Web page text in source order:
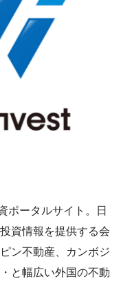
ポータルサイト。日
資情報を提供する会
ン不動産、カンボジ
と幅広い外国の不動